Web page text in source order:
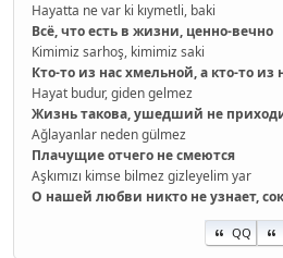
Hayatta ne var ki kıymetli, baki
Всё, что есть в жизни, ценно-вечно
Kimimiz sarhoş, kimimiz saki
Кто-то из нас хмельной, а кто-то
Hayat budur, giden gelmez
Жизнь такова, ушедший не
Ağlayanlar neden gülmez
Плачущие отчего не смеются
Aşkımızı kimse bilmez gizleyelim yar
О нашей любви никто не узнает,
QQ